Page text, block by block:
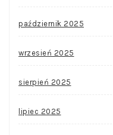
październik 2025
wrzesień 2025
sierpień 2025
lipiec 2025